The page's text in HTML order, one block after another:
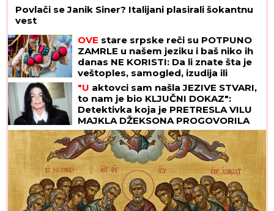
Povlači se Janik Siner? Italijani plasirali šokantnu
vest
OVE stare srpske reči su POTPUNO
ZAMRLE u našem jeziku i baš niko ih
danas NE KORISTI: Da li znate šta je
veštoples, samogled, izudija ili
bezčuvstvije?
"U aktovci sam našla JEZIVE STVARI,
to nam je bio KLJUČNI DOKAZ":
Detektivka koja je PRETRESLA VILU
MAJKLA DŽEKSONA PROGOVORILA
posle 23 godine - "U kupatilu su bila
TAJNA VRATA"